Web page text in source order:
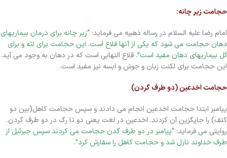
حجامت زیر چانه:
امام رضا علیه السلام در رساله ذهبیه می فرماید: “زیر چانه برای درمان بیماریهای
دهان حجامت می شود که یکی از آنها قلاع است. این حجامت برای لثه و برای
کل بیماریهای دهان مفید است”. قلاع التهابی است که در دهان به وجود می آید.
این حجامت برای لکنت زبان و جوش و ابسه نیز مفید است.
حجامت اخدعین (دو طرف گردن)
پیامبر ابتدا حجامت اخدعین انجام می دادند و سپس حجامت کاهل(بین دو
کتف) را جایگزین آن کردند. اخدعین در لغت یعنی دو تا رگ در دو طرف گردن.
روایتی می فرماید: “پیامبر در دو طرف گدن حجامت می کردند سپس جبرئیل از
طرف خداوند نازل شد و حجامت کاهل را سفارش کرد”.